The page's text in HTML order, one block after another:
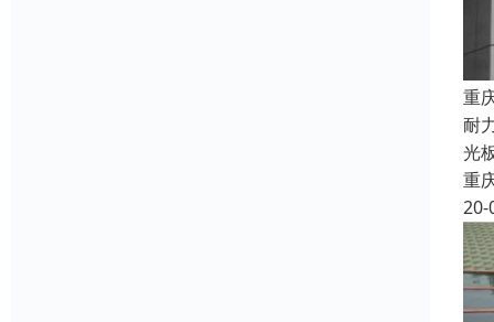
重
耐
光
重
20-